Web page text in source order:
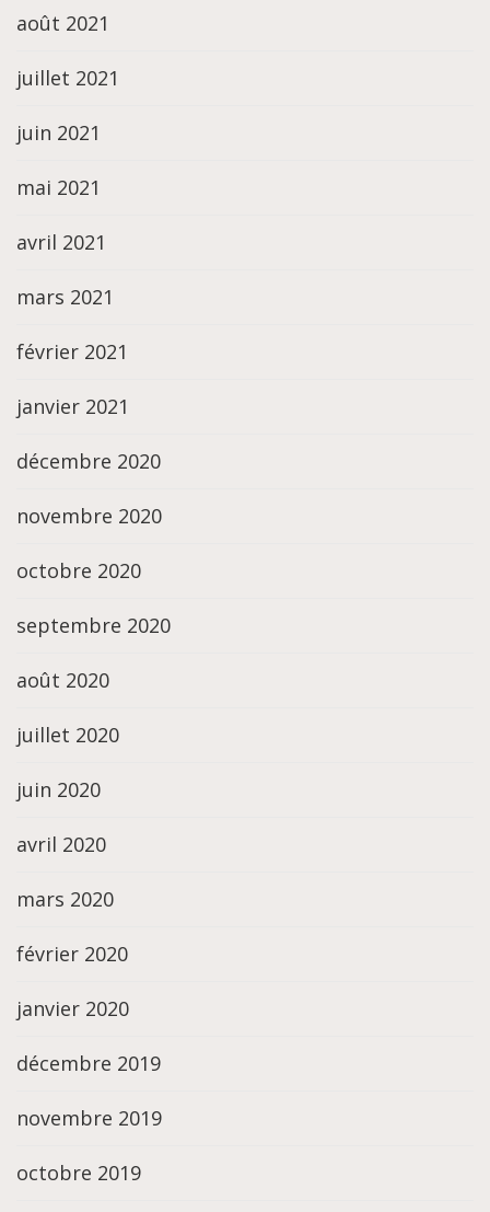
août 2021
juillet 2021
juin 2021
mai 2021
avril 2021
mars 2021
février 2021
janvier 2021
décembre 2020
novembre 2020
octobre 2020
septembre 2020
août 2020
juillet 2020
juin 2020
avril 2020
mars 2020
février 2020
janvier 2020
décembre 2019
novembre 2019
octobre 2019